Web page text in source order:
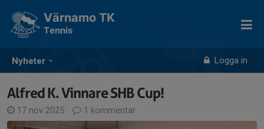
Nyheter Logga in
Värnamo TK
Tennis
Alfred K. Vinnare SHB Cup!
17 nov 2025 1 kommentar